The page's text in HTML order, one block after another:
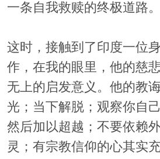
一条自我救赎的终极道路。
这时，接触到了印度一位
作，在我的眼里，他的慈
无上的启发意义。他的教
光；当下解脱；观察你自
然后加以超越；不要依赖
灵；有宗教信仰的心其